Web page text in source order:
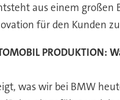
aus einem
für den Kunden
PRODUKTION:
was wir bei BMW